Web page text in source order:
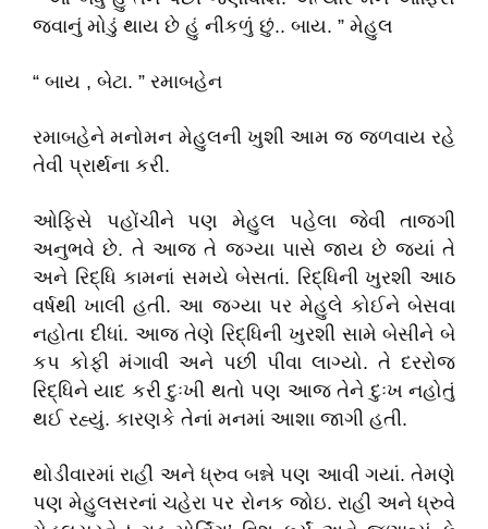
જવાનું મોડું થાય છે હું નીકળું છું.. બાય. ” મેહુલ
“ બાય , બેટા. ” રમાબહેન
રમાબહેને મનોમન મેહુલની ખુશી આમ જ જળવાય રહે
તેવી પ્રાર્થના કરી.
ઓફિસે પહોંચીને પણ મેહુલ પહેલા જેવી તાજગી
અનુભવે છે. તે આજ તે જગ્યા પાસે જાય છે જયાં તે
અને રિદ્ધિ કામનાં સમયે બેસતાં. રિદ્ધિની ખુરશી આઠ
વર્ષથી ખાલી હતી. આ જગ્યા પર મેહુલે કોઈને બેસવા
નહોતા દીધાં. આજ તેણે રિદ્ધિની ખુરશી સામે બેસીને બે
કપ કોફી મંગાવી અને પછી પીવા લાગ્યો. તે દરરોજ
રિદ્ધિને યાદ કરી દુઃખી થતો પણ આજ તેને દુઃખ નહોતું
થઈ રહ્યું. કારણકે તેનાં મનમાં આશા જાગી હતી.
થોડીવારમાં રાહી અને ધ્રુવ બન્ને પણ આવી ગયાં. તેમણે
પણ મેહુલસરનાં ચહેરા પર રોનક જોઇ. રાહી અને ધ્રુવે